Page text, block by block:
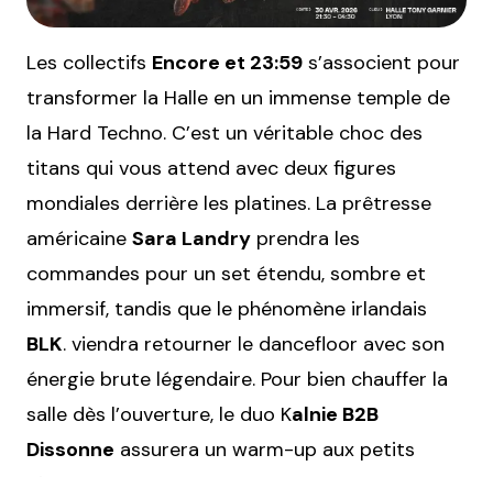
Les collectifs Encore et 23:59 s’associent pour
transformer la Halle en un immense temple de
la Hard Techno. C’est un véritable choc des
titans qui vous attend avec deux figures
mondiales derrière les platines. La prêtresse
américaine Sara Landry prendra les
commandes pour un set étendu, sombre et
immersif, tandis que le phénomène irlandais
BLK. viendra retourner le dancefloor avec son
énergie brute légendaire. Pour bien chauffer la
salle dès l’ouverture, le duo Kalnie B2B
Dissonne assurera un warm-up aux petits